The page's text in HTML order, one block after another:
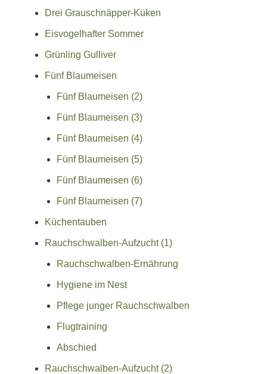
Drei Grauschnäpper-Küken
Eisvogelhafter Sommer
Grünling Gulliver
Fünf Blaumeisen
Fünf Blaumeisen (2)
Fünf Blaumeisen (3)
Fünf Blaumeisen (4)
Fünf Blaumeisen (5)
Fünf Blaumeisen (6)
Fünf Blaumeisen (7)
Küchentauben
Rauchschwalben-Aufzucht (1)
Rauchschwalben-Ernährung
Hygiene im Nest
Pflege junger Rauchschwalben
Flugtraining
Abschied
Rauchschwalben-Aufzucht (2)